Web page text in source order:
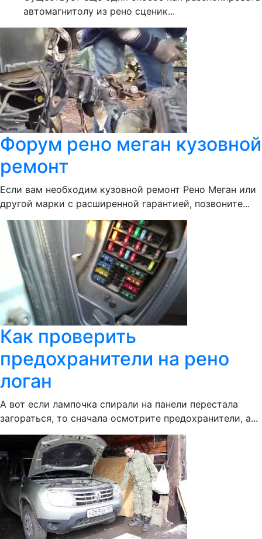
автомагнитолу из рено сценик...
Форум рено меган кузовной
ремонт
Если вам необходим кузовной ремонт Рено Меган или
другой марки с расширенной гарантией, позвоните...
Как проверить
предохранители на рено
логан
А вот если лампочка спирали на панели перестала
загораться, то сначала осмотрите предохранители, а...